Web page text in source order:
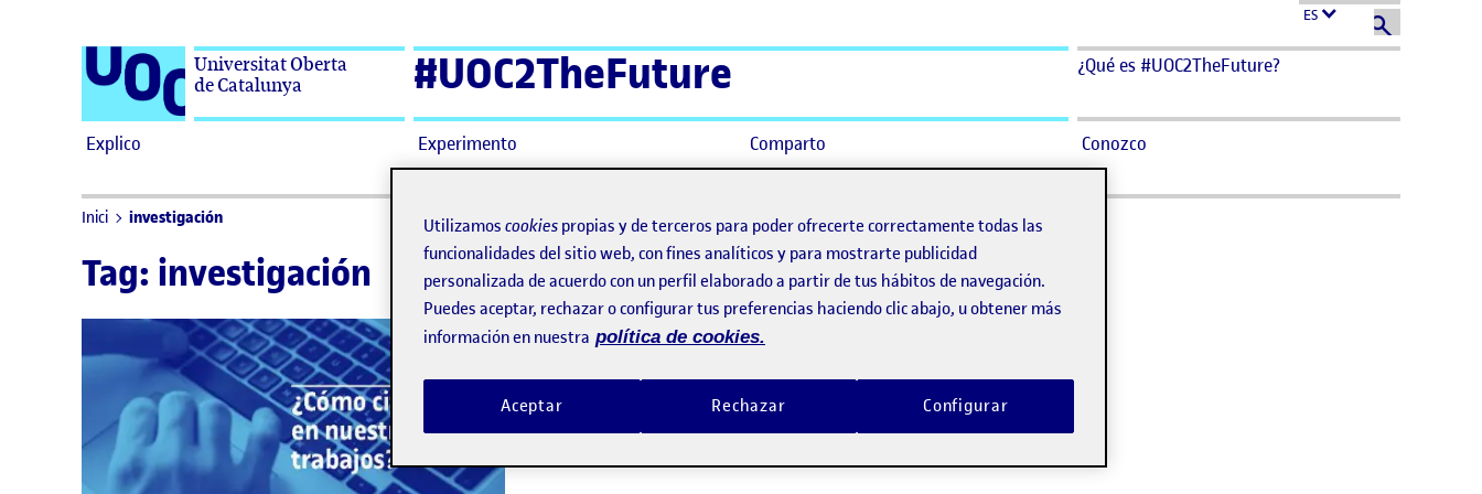
ES
Universitat Oberta
de Catalunya
#UOC2TheFuture ¿Qué es #UOC2TheFuture?
Explico Experimento Comparto Conozco
Inici investigación
Tag: investigación
Utilizamos cookies propias y de terceros para poder ofrecerte correctamente todas las
funcionalidades del sitio web, con fines analíticos y para mostrarte publicidad
personalizada de acuerdo con un perfil elaborado a partir de tus hábitos de navegación.
Puedes aceptar, rechazar o configurar tus preferencias haciendo clic abajo, u obtener más
información en nuestra política de cookies.
Rechazar
Aceptar Configurar